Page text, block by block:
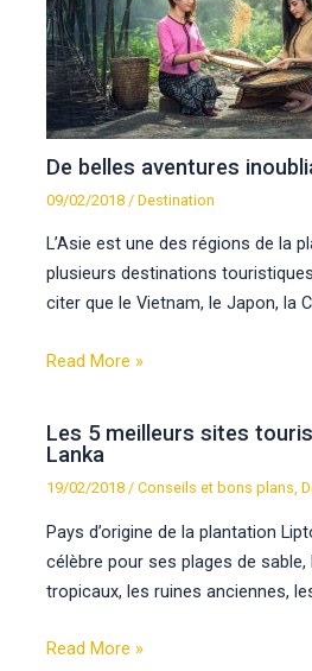
De belles aventures
09/02/2018 /Destination
L’Asie est une des régions de la
plusieurs destinations
citer que le Vietnam, le Japon, la
Read More »
Les 5 meilleurs sites
Lanka
19/02/2018/Conseils et bons plans,
Pays d’origine de la plantation
célèbre pour ses plages de
tropicaux, les ruines anciennes,
Read More »